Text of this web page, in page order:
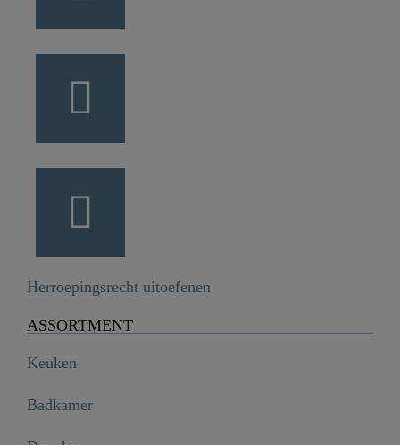
Herroepingsrecht uitoefenen
ASSORTMENT
Keuken
Badkamer